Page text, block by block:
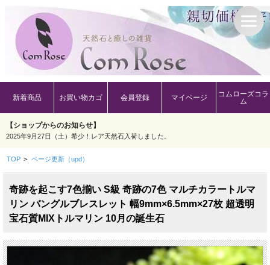
新着商品 お買い物カゴ 会員登録 マイページ
コムローズコラ
ム
【ショップからのお知らせ】
2025年9月27日（土）希少！レア天然石入荷しました。
TOP > ページ更新（upd）
奇跡を起こす7色揃い S級 奇跡の7色 マルチカラートルマ
リン バングルブレスレット 幅9mm×6.5mm×27枚 超透明
宝石質MIXトルマリン 10月の誕生石